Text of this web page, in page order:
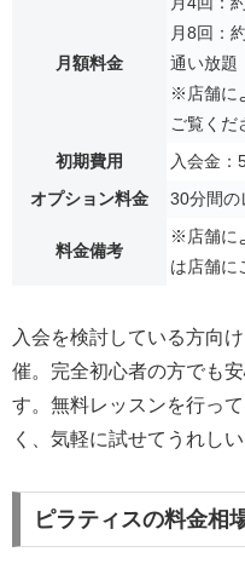
月額料金
月8回：
通い放題
※店舗に
ご覧くだ
初期費用
入会金：
オプション料金
30分間の
料金備考
※店舗に
は店舗に
入会を検討している方向
催。完全初心者の方でも
す。無料レッスンを行っ
く、気軽に試せてうれし
ピラティスの料金相